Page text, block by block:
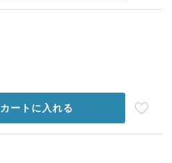
カートに入れる